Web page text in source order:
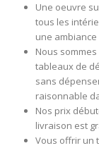
Une oeuvre
tous les
une
Nous
tableaux de
sans
raisonnable
Nos prix
livraison est
Vous offrir un